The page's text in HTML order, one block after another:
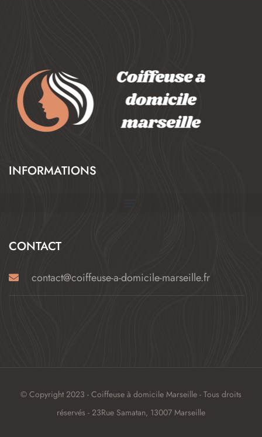
INFORMATIONS
CONTACT
contact@coiffeuse-a-domicile-marseille.fr
© Copyright 2023 - Coiffeuse à domicile Marseille - Tous droits
réservés - 23Rue Samatan, 13007 Marseille